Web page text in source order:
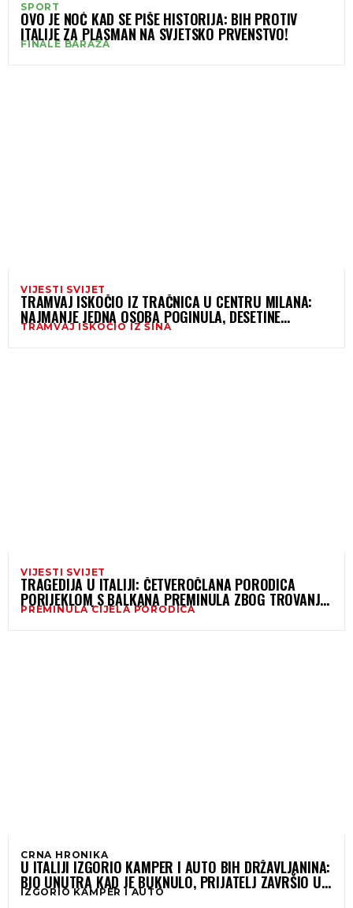
SPORT
OVO JE NOĆ KAD SE PIŠE HISTORIJA: BIH PROTIV
ITALIJE ZA PLASMAN NA SVJETSKO PRVENSTVO!
FINALE BARAŽA
VIJESTI SVIJET
TRAMVAJ ISKOČIO IZ TRAČNICA U CENTRU MILANA:
NAJMANJE JEDNA OSOBA POGINULA, DESETINE
POVRIJEĐENIH
TRAMVAJ ISKOČIO IZ ŠINA
VIJESTI SVIJET
TRAGEDIJA U ITALIJI: ČETVEROČLANA PORODICA
PORIJEKLOM S BALKANA PREMINULA ZBOG TROVANJA
PLINOM, KUĆA ZAPEČAĆENA
PREMINULA CIJELA PORODICA
CRNA HRONIKA
U ITALIJI IZGORIO KAMPER I AUTO BIH DRŽAVLJANINA:
BIO UNUTRA KAD JE BUKNULO, PRIJATELJ ZAVRŠIO U
BOLNICI
IZGORIO KAMPER I AUTO